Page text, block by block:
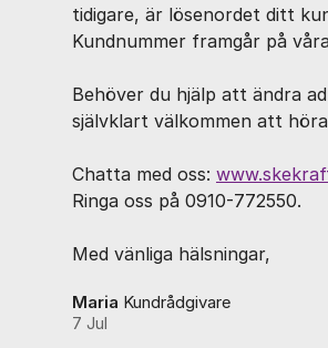
tidigare, är lösenordet ditt
Kundnummer framgår på
Behöver du hjälp att ändra
självklart välkommen att
Chatta med oss:
Ringa oss på 0910-772550.
Med vänliga hälsningar,
Maria Kundrådgivare
7 Jul